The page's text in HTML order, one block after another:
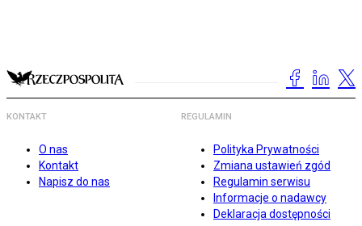
KONTAKT
O nas
Kontakt
Napisz do nas
REGULAMIN
Polityka Prywatności
Zmiana ustawień zgód
Regulamin serwisu
Informacje o nadawcy
Deklaracja dostępności